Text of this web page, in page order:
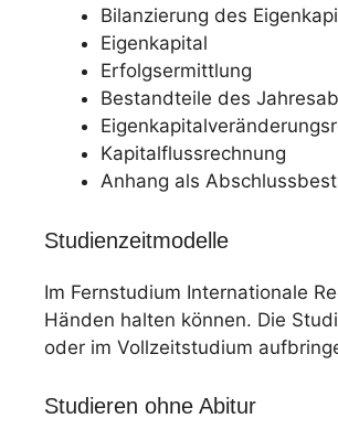
Bilanzierung des
Eigenkapital
Erfolgsermittlung
Bestandteile des
Kapitalflussrechnung
Anhang als
Studienzeitmodelle
Im Fernstudium Internationale
Händen halten können. Die
oder im Vollzeitstudium
Studieren ohne Abitur